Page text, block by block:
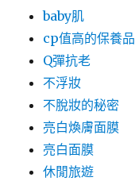
baby肌
cp值高的保養品
Q彈抗老
不浮妝
不脫妝的秘密
亮白煥膚面膜
亮白面膜
休閒旅遊